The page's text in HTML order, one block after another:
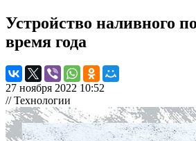
Устройство наливного
время года
27 ноября 2022 10:52
// Технологии